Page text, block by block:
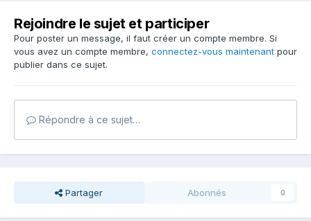
Rejoindre le sujet et participer
Pour poster un message, il faut créer un compte membre. Si
vous avez un compte membre, connectez-vous maintenant pour
publier dans ce sujet.
Répondre à ce sujet…
Partager Abonnés 0